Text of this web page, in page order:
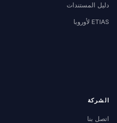
دليل المستندات
ETIAS لأوروبا
الشركة
اتصل بنا